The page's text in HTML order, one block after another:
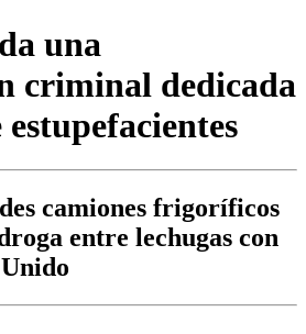
una
criminal dedicada
camiones frigoríficos
entre lechugas con